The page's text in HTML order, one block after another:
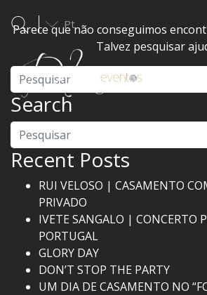
Pt
Parece que não conseguimos
Talvez pesquisar
Search
Pesquisar
Recent Posts
RUI VELOSO | CASAMENTO
PRIVADO
IVETE SANGALO | CONCERTO
PORTUGAL
GLORY DAY
DON’T STOP THE PARTY
UM DIA DE CASAMENTO NO